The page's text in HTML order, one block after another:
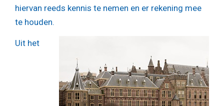
hiervan reeds kennis te nemen en er rekening mee
te houden.
Uit het